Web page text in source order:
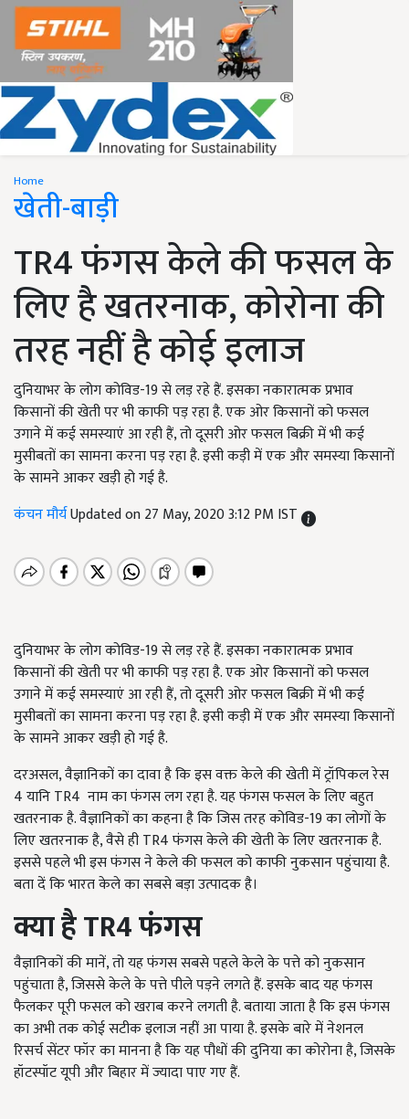
Home
खेती-बाड़ी
TR4 फंगस केले की फसल के
लिए है खतरनाक, कोरोना की
तरह नहीं है कोई इलाज
दुनियाभर के लोग कोविड-19 से लड़ रहे हैं. इसका नकारात्मक प्रभाव
किसानों की खेती पर भी काफी पड़ रहा है. एक ओर किसानों को फसल
उगाने में कई समस्याएं आ रही हैं, तो दूसरी ओर फसल बिक्री में भी कई
मुसीबतों का सामना करना पड़ रहा है. इसी कड़ी में एक और समस्या किसानों
के सामने आकर खड़ी हो गई है.
कंचन मौर्यUpdated on 27 May, 2020 3:12 PM IST
दुनियाभर के लोग कोविड-19 से लड़ रहे हैं. इसका नकारात्मक प्रभाव
किसानों की खेती पर भी काफी पड़ रहा है. एक ओर किसानों को फसल
उगाने में कई समस्याएं आ रही हैं, तो दूसरी ओर फसल बिक्री में भी कई
मुसीबतों का सामना करना पड़ रहा है. इसी कड़ी में एक और समस्या किसानों
के सामने आकर खड़ी हो गई है.
दरअसल, वैज्ञानिकों का दावा है कि इस वक्त केले की खेती में ट्रॉपिकल रेस
4 यानि TR4 नाम का फंगस लग रहा है. यह फंगस फसल के लिए बहुत
खतरनाक है. वैज्ञानिकों का कहना है कि जिस तरह कोविड-19 का लोगों के
लिए खतरनाक है, वैसे ही TR4 फंगस केले की खेती के लिए खतरनाक है.
इससे पहले भी इस फंगस ने केले की फसल को काफी नुकसान पहुंचाया है.
बता दें कि भारत केले का सबसे बड़ा उत्पादक है।
क्या हैTR4फंगस
वैज्ञानिकों की मानें, तो यह फंगस सबसे पहले केले के पत्ते को नुकसान
पहुंचाता है, जिससे केले के पत्ते पीले पड़ने लगते हैं. इसके बाद यह फंगस
फैलकर पूरी फसल को खराब करने लगती है. बताया जाता है कि इस फंगस
का अभी तक कोई सटीक इलाज नहीं आ पाया है. इसके बारे में नेशनल
रिसर्च सेंटर फॉर का मानना है कि यह पौधों की दुनिया का कोरोना है, जिसके
हॉटस्पॉट यूपी और बिहार में ज्यादा पाए गए हैं.